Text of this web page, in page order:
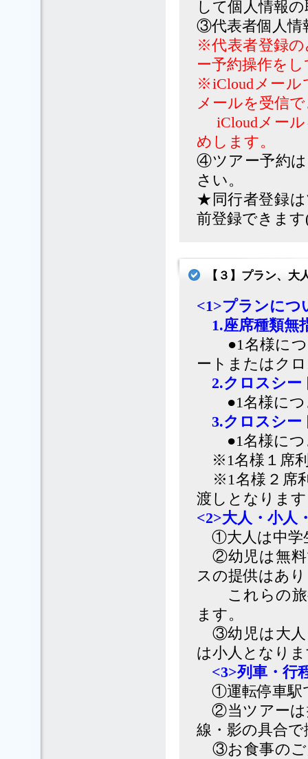
して個人情報
③代表者個人情
※代表者登録
ー予約操作を
※iCloudメール
メールを受信
iCloudメール
めします。
④ツアー予約は
さい。
★同行者登録は
前登録できま
【３】プラン、大
<1>プランにつ
1.座席種類無
●1名様に
ートまたはク
2.クロスシー
●1名様に
3.クロスシー
●1名様に
※1名様１席利
※1名様２席
渡しとなりま
<2>⼤⼈・小⼈
①大人は中学
②幼児は無料
スの提供はあ
これらの旅
ます。
③幼児は大人
は小人となり
<3>列車・行
①運転停車駅
②当ツアーは
線・影の具合
③お食事のご